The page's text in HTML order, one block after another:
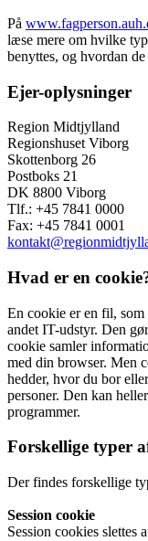
På
læse mere om hvilke
benyttes, og hvordan
Ejer-oplysninger
Region Midtjylland
Regionshuset Viborg
Skottenborg 26
Postboks 21
DK 8800 Viborg
Tlf.: +45 7841 0000
Fax: +45 7841 0001
Hvad er en
En cookie er en fil,
andet IT-udstyr. Den
cookie samler
med din browser. Men
hedder, hvor du bor
personer. Den kan
programmer.
Forskellige typer
Der findes forskellige
Session cookie
Session cookies slettes